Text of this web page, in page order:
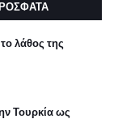
λάθος της
Τουρκία ως